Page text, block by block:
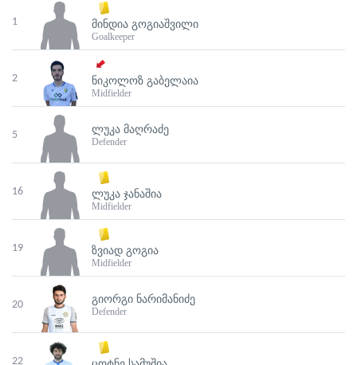
1 ᲛᲘᲜᲓᲘᲐ ᲒᲝᲒᲘᲐᲨᲕᲘᲚᲘ
Goalkeeper
2 ᲜᲘᲙᲝᲚᲝᲖ ᲒᲐᲑᲔᲚᲐᲘᲐ
Midfielder
5 ᲚᲣᲙᲐ ᲛᲐᲦᲠᲐᲫᲔ
Defender
16 ᲚᲣᲙᲐ ᲯᲐᲜᲐᲨᲘᲐ
Midfielder
19 ᲖᲕᲘᲐᲓ ᲒᲝᲒᲘᲐ
Midfielder
20 ᲒᲘᲝᲠᲒᲘ ᲜᲐᲠᲘᲛᲐᲜᲘᲫᲔ
Defender
22